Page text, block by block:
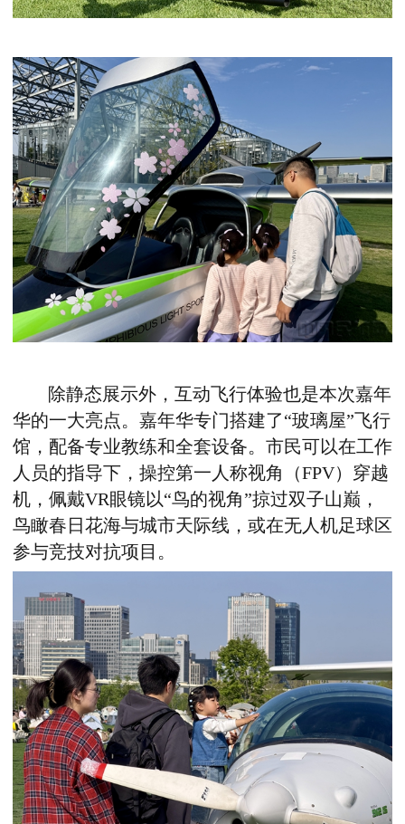
除静态展示外，互动飞行体验也是本次嘉年
华的一大亮点。嘉年华专门搭建了“玻璃屋”飞行
馆，配备专业教练和全套设备。市民可以在工作
人员的指导下，操控第一人称视角（FPV）穿越
机，佩戴VR眼镜以“鸟的视角”掠过双子山巅，
鸟瞰春日花海与城市天际线，或在无人机足球区
参与竞技对抗项目。